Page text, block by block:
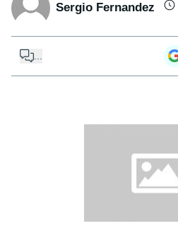
Sergio Fernandez